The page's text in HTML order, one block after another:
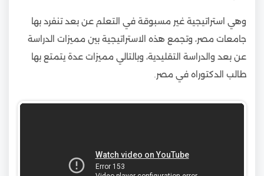
وهي استراتيجية غير مسبوقة في التعلم عن بعد تنفرد بها
جامعات مصر، وتجمع هذه الاستراتيجية بين مميزات الدراسة
عن بعد والدراسة التقليدية، وبالتالي مميزات عدة يتمتع بها
طالب الدكتوراه في مصر.